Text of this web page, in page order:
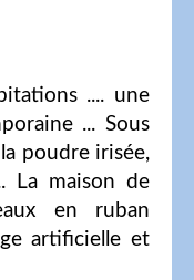
.... une
... Sous
poudre irisée,
La maison de
en ruban
artificielle et